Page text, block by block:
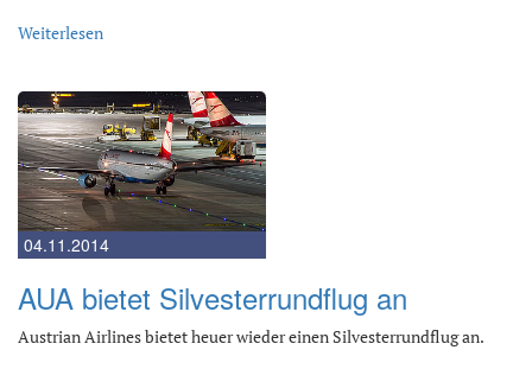
Weiterlesen
04.11.2014
AUA bietet Silvesterrundflug an
Austrian Airlines bietet heuer wieder einen Silvesterrundflug an.